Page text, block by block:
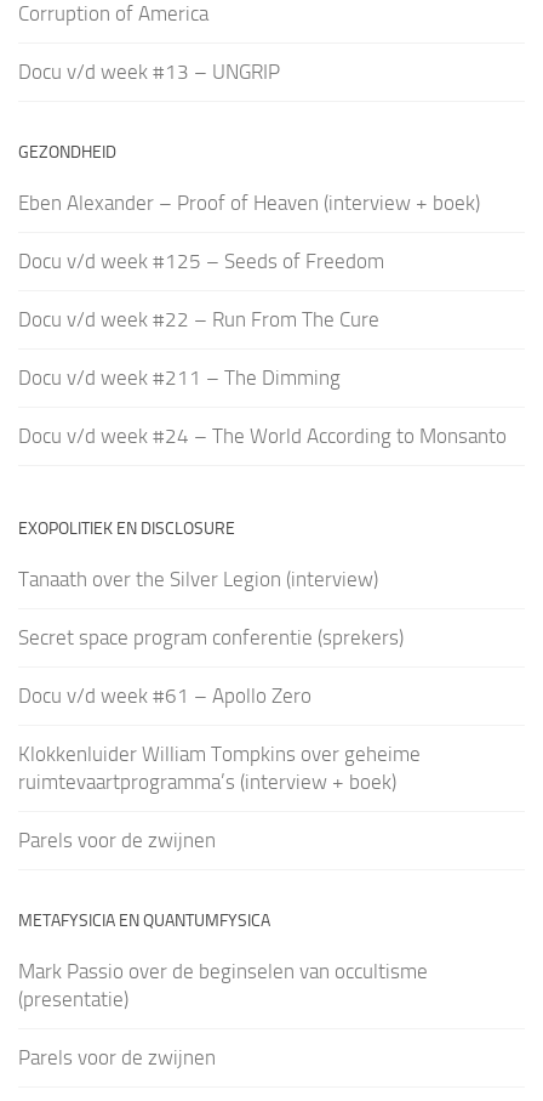
Corruption of America
Docu v/d week #13 – UNGRIP
GEZONDHEID
Eben Alexander – Proof of Heaven (interview + boek)
Docu v/d week #125 – Seeds of Freedom
Docu v/d week #22 – Run From The Cure
Docu v/d week #211 – The Dimming
Docu v/d week #24 – The World According to Monsanto
EXOPOLITIEK EN DISCLOSURE
Tanaath over the Silver Legion (interview)
Secret space program conferentie (sprekers)
Docu v/d week #61 – Apollo Zero
Klokkenluider William Tompkins over geheime
ruimtevaartprogramma’s (interview + boek)
Parels voor de zwijnen
METAFYSICIA EN QUANTUMFYSICA
Mark Passio over de beginselen van occultisme
(presentatie)
Parels voor de zwijnen